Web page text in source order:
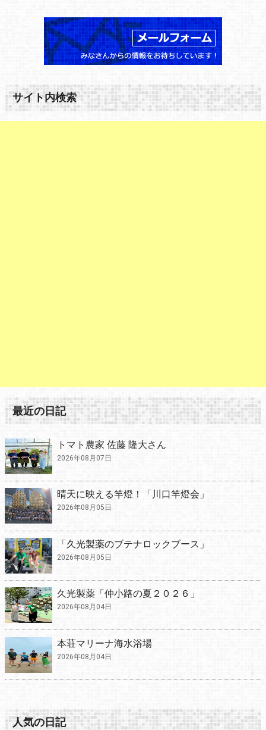
サイト内検索
最近の日記
トマト農家 佐藤 隆大さん
2026年08月07日
晴天に映える竿燈！「川口竿燈会」
2026年08月05日
「久光製薬のブテナロックブース」
2026年08月05日
久光製薬「仲小路の夏２０２６」
2026年08月04日
本荘マリーナ海水浴場
2026年08月04日
人気の日記